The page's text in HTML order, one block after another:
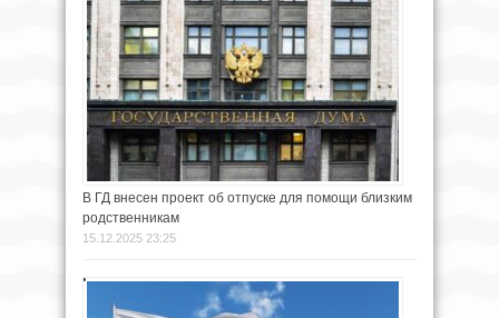
В ГД внесен проект об отпуске для помощи близким
родственникам
15.12.2025 23:25